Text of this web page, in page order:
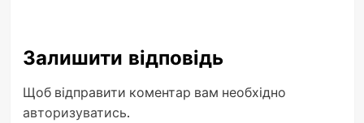
Залишити відповідь
Щоб відправити коментар вам необхідно
авторизуватись.